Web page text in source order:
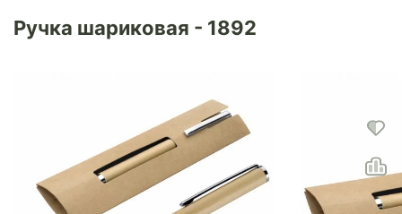
Ручка шариковая - 1892